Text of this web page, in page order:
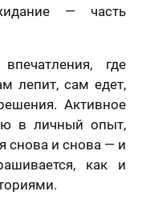
— часть
где
лепит, сам едет,
Активное
в личный опыт,
снова и снова — и
как и